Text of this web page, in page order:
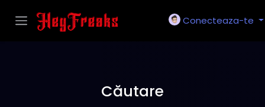
Conecteaza-te
Căutare